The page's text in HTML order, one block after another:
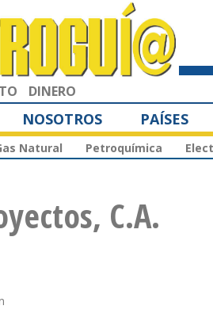
DINERO
NOSOTROS PAÍSES
Natural Petroquímica
C.A.